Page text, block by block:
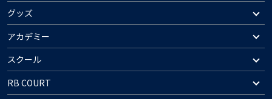
グッズ
アカデミー
スクール
RB COURT